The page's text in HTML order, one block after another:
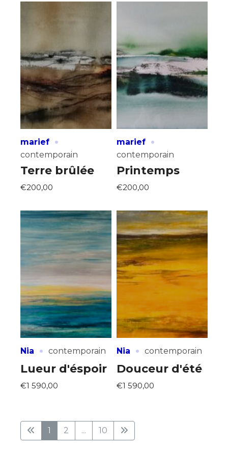
marief ·
contemporain
Terre brûlée
€200,00
marief ·
contemporain
Printemps
€200,00
Nia · contemporain
Lueur d'éspoir
€1 590,00
Nia · contemporain
Douceur d'été
€1 590,00
1 2 ... 10